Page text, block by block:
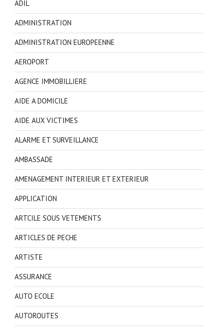
ADIL
ADMINISTRATION
ADMINISTRATION EUROPEENNE
AEROPORT
AGENCE IMMOBILLIERE
AIDE A DOMICILE
AIDE AUX VICTIMES
ALARME ET SURVEILLANCE
AMBASSADE
AMENAGEMENT INTERIEUR ET EXTERIEUR
APPLICATION
ARTCILE SOUS VETEMENTS
ARTICLES DE PECHE
ARTISTE
ASSURANCE
AUTO ECOLE
AUTOROUTES